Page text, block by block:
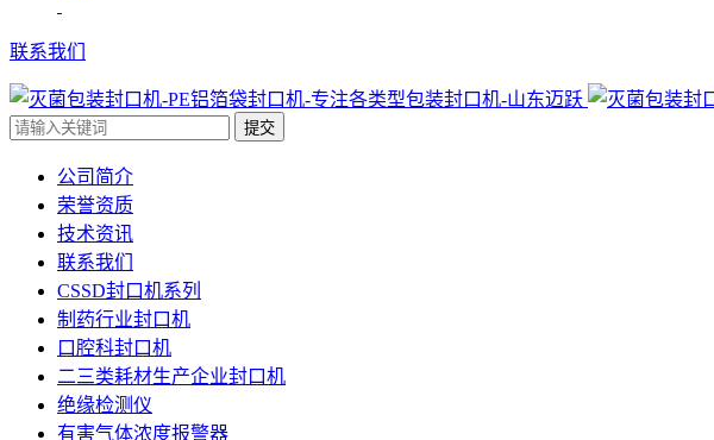
联系我们
提交
公司简介
荣誉资质
技术资讯
联系我们
CSSD封口机系列
制药行业封口机
口腔科封口机
二三类耗材生产企业封口机
绝缘检测仪
有害气体浓度报警器